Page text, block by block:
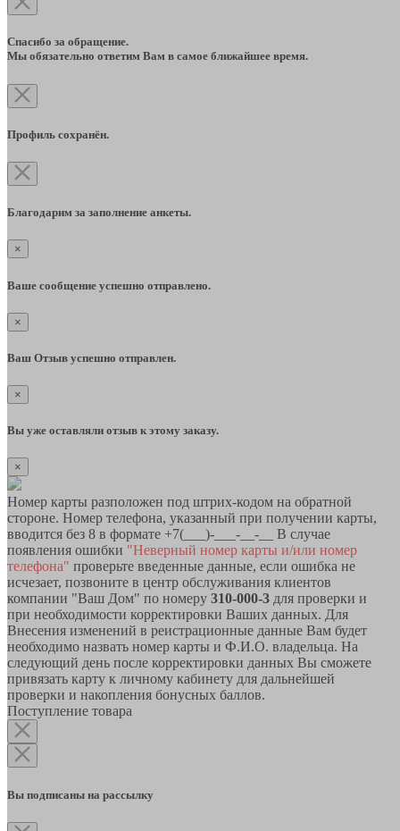
Спасибо за обращение.
Мы обязательно ответим Вам в самое ближайшее время.
Профиль сохранён.
Благодарим за заполнение анкеты.
×
Ваше сообщение успешно отправлено.
×
Ваш Отзыв успешно отправлен.
×
Вы уже оставляли отзыв к этому заказу.
×
Номер карты разположен под штрих-кодом на обратной
стороне. Номер телефона, указанный при получении карты,
вводится без 8 в формате +7(___)-___-__-__ В случае
появления ошибки "Неверный номер карты и/или номер
телефона" проверьте введенные данные, если ошибка не
исчезает, позвоните в центр обслуживания клиентов
компании "Ваш Дом" по номеру 310-000-3 для проверки и
при необходимости корректировки Ваших данных. Для
Внесения изменений в реистрационные данные Вам будет
необходимо назвать номер карты и Ф.И.О. владельца. На
следующий день после корректировки данных Вы сможете
привязать карту к личному кабинету для дальнейшей
проверки и накопления бонусных баллов.
Поступление товара
Вы подписаны на рассылку